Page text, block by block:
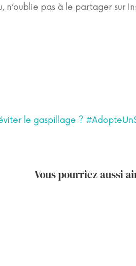
n’oublie pas à le partager sur
le gaspillage ?
Vous pourriez aussi